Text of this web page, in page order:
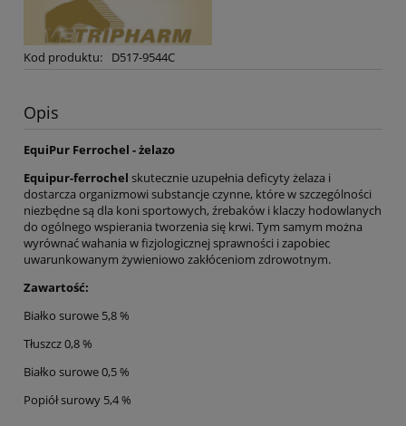
Kod produktu: D517-9544C
Opis
EquiPur Ferrochel - żelazo
Equipur-ferrochel skutecznie uzupełnia deficyty żelaza i
dostarcza organizmowi substancje czynne, które w szczególności
niezbędne są dla koni sportowych, źrebaków i klaczy hodowlanych
do ogólnego wspierania tworzenia się krwi. Tym samym można
wyrównać wahania w fizjologicznej sprawności i zapobiec
uwarunkowanym żywieniowo zakłóceniom zdrowotnym.
Zawartość:
Białko surowe 5,8 %
Tłuszcz 0,8 %
Białko surowe 0,5 %
Popiół surowy 5,4 %